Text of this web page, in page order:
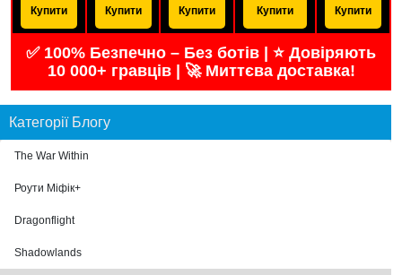
Купити Купити Купити Купити Купити
✅ 100% Безпечно – Без ботів | ⭐ Довіряють
10 000+ гравців | 🚀 Миттєва доставка!
Категорії Блогу
The War Within
Роути Міфік+
Dragonflight
Shadowlands